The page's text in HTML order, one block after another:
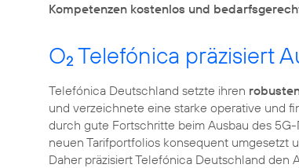
Kompetenzen kostenlos und
O2 Telefónica präzisiert
Telefónica Deutschland setzte ihren
und verzeichnete eine starke operative und
durch gute Fortschritte beim Ausbau des
neuen Tarifportfolios konsequent umgesetzt
Daher präzisiert Telefónica Deutschland den